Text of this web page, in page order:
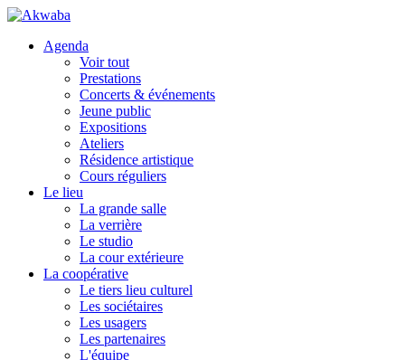
Agenda
Voir tout
Prestations
Concerts & événements
Jeune public
Expositions
Ateliers
Résidence artistique
Cours réguliers
Le lieu
La grande salle
La verrière
Le studio
La cour extérieure
La coopérative
Le tiers lieu culturel
Les sociétaires
Les usagers
Les partenaires
L'équipe